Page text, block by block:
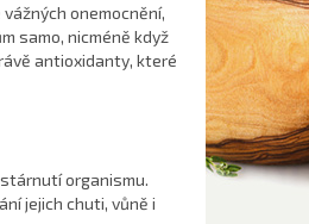
onemocnění,
samo, nicméně když
antioxidanty, které
organismu.
jejich chuti, vůně i